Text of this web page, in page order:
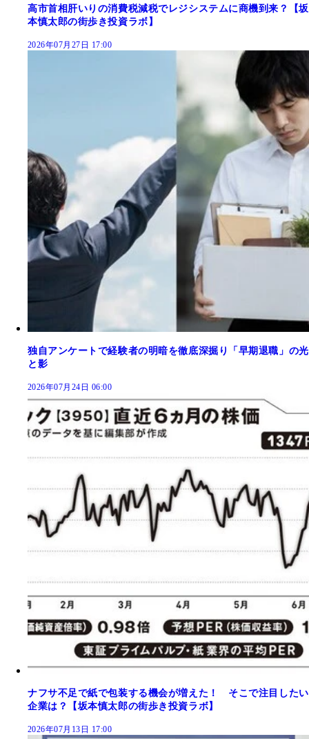
高市首相肝いりの消費税減税でレジシステムに商機到来？【坂
本慎太郎の街歩き投資ラボ】
2026年07月27日 17:00
独自アンケートで経験者の明暗を徹底深掘り「早期退職」の光
と影
2026年07月24日 06:00
ナフサ不足で紙で包装する機会が増えた！ そこで注目したい
企業は？【坂本慎太郎の街歩き投資ラボ】
2026年07月13日 17:00